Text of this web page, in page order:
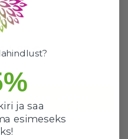
3 laos
Hea valik
14,90 €
ja saa
esimeseks